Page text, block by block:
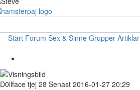
Start Forum Sex & Sinne Grupper Artiklar
D0llface tjej 28 Senast 2016-01-27 20:29